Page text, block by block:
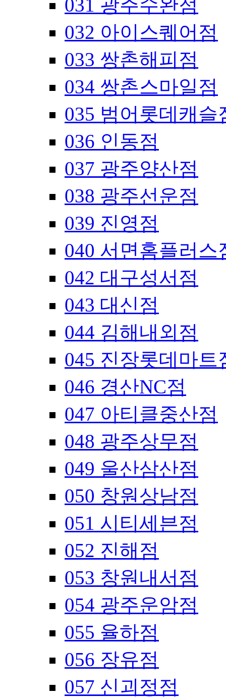
031 광주수완점
032 아이스퀘어점
033 쌍촌해피점
034 쌍촌스마일점
035 범어롯데캐슬
036 인동점
037 광주양산점
038 광주선운점
039 진영점
040 서면홈플러스
042 대구성서점
043 대신점
044 김해내외점
045 진장롯데마트
046 경산NC점
047 아티클중산점
048 광주상무점
049 울산삼산점
050 창원상남점
051 시티세븐점
052 진해점
053 창원내서점
054 광주운암점
055 율하점
056 장유점
057 신괴정점